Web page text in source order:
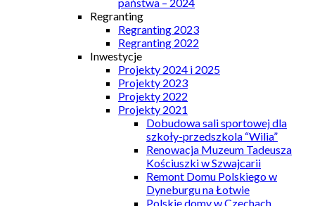
Regranting
Regranting 2023
Regranting 2022
Inwestycje
Projekty 2024 i 2025
Projekty 2023
Projekty 2022
Projekty 2021
Dobudowa sali sportowej dla
szkoły-przedszkola “Wilia”
Renowacja Muzeum Tadeusza
Kościuszki w Szwajcarii
Remont Domu Polskiego w
Dyneburgu na Łotwie
Polskie domy w Czechach